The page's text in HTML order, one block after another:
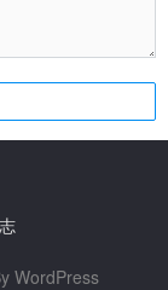
WordPress